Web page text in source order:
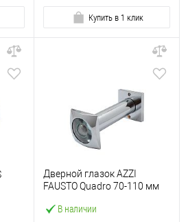
Купить в 1 клик
В наличии
Дверной глазок AZZI
FAUSTO Quadro 70-110 мм